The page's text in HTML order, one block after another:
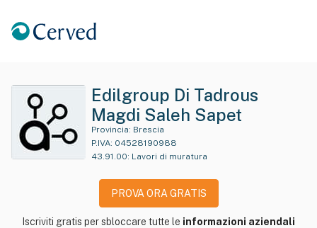
Edilgroup Di Tadrous
Magdi Saleh Sapet
Provincia: Brescia
P.IVA: 04528190988
43.91.00: Lavori di muratura
PROVA ORA GRATIS
Iscriviti gratis per sbloccare tutte le informazioni aziendali